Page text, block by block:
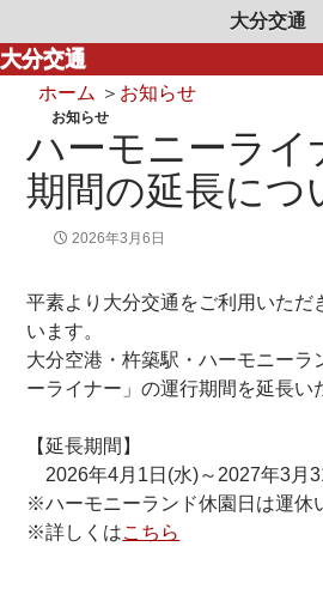
大分交通
大分交通
ホーム ＞ お知らせ
お知らせ
ハーモニーライ
期間の延長につ
2026年3月6日
平素より大分交通をご利用いただ
います。
大分空港・杵築駅・ハーモニーラ
ーライナー」の運行期間を延長い
【延長期間】
2026年4月1日(水)～2027年3月
※ハーモニーランド休園日は運休
※詳しくはこちら